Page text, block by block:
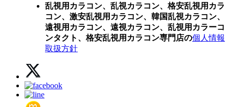
乱視用カラコン、乱視カラコン、格安乱視用カラ
コン、激安乱視用カラコン、韓国乱視カラコン、
遠視用カラコン、遠視カラコン、乱視用カラーコ
ンタクト、格安乱視用カラコン専門店の個人情報
取扱方針